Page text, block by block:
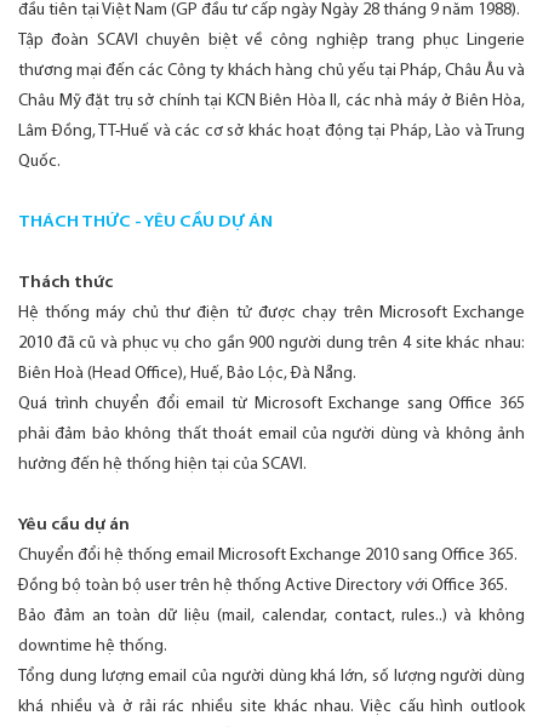
đầu tiên tại Việt Nam (GP đầu tư cấp ngày Ngày 28 tháng 9 năm 1988).
Tập đoàn SCAVI chuyên biệt về công nghiệp trang phục Lingerie
thương mại đến các Công ty khách hàng chủ yếu tại Pháp, Châu Âu và
Châu Mỹ đặt trụ sở chính tại KCN Biên Hòa II, các nhà máy ở Biên Hòa,
Lâm Đồng, TT-Huế và các cơ sở khác hoạt động tại Pháp, Lào và Trung
Quốc.
THÁCH THỨC - YÊU CẦU DỰ ÁN
Thách thức
Hệ thống máy chủ thư điện tử được chạy trên Microsoft Exchange
2010 đã cũ và phục vụ cho gần 900 người dung trên 4 site khác nhau:
Biên Hoà (Head Office), Huế, Bảo Lộc, Đà Nẵng.
Quá trình chuyển đổi email từ Microsoft Exchange sang Office 365
phải đảm bảo không thất thoát email của người dùng và không ảnh
hưởng đến hệ thống hiện tại của SCAVI.
Yêu cầu dự án
Chuyển đổi hệ thống email Microsoft Exchange 2010 sang Office 365.
Đồng bộ toàn bộ user trên hệ thống Active Directory với Office 365.
Bảo đảm an toàn dữ liệu (mail, calendar, contact, rules..) và không
downtime hệ thống.
Tổng dung lượng email của người dùng khá lớn, số lượng người dùng
khá nhiều và ở rải rác nhiều site khác nhau. Việc cấu hình outlook